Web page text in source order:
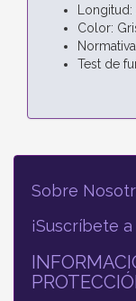
Longitud:
Color:
Test de
Sobre
¡Suscríbete